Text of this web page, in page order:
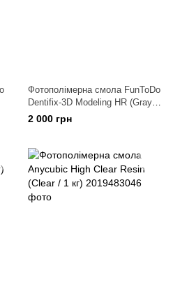
Фотополімерна смола FunToDo
Dentifix-3D Modeling HR (Gray /
1 л)
2 000 грн